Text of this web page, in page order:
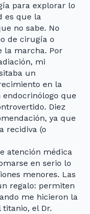
para explorar lo
es que la
no sabe. No
de cirugía o
la marcha. Por
mi
un
en la
que
Diez
ya que
recidiva (o
atención médica
en serio lo
menores. Las
regalo: permiten
me hicieron la
el Dr.